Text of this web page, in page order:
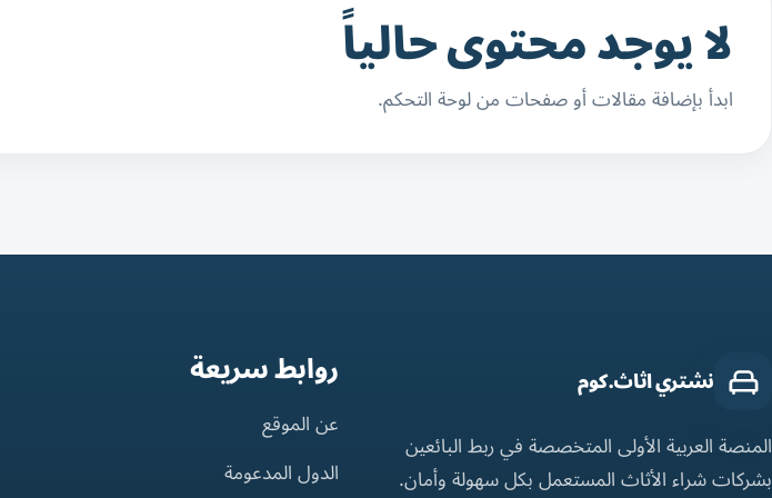
لا يوجد محتوى حالياً
ابدأ بإضافة مقالات أو صفحات من لوحة التحكم.
نشتري اثاث.كوم
المنصة العربية الأولى المتخصصة في ربط البائعين
بشركات شراء الأثاث المستعمل بكل سهولة وأمان.
روابط سريعة
عن الموقع
الدول المدعومة